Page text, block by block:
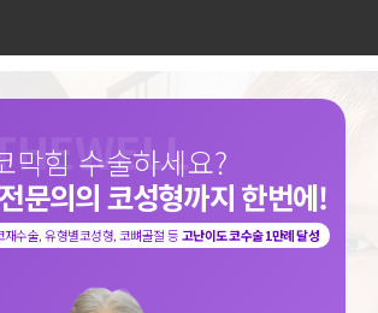
막힘 수술하세요?
문의의 코성형까지한번에!
재수술, 유형별코성형, 코뼈골절 등고난이도 코수술 1만례 달성